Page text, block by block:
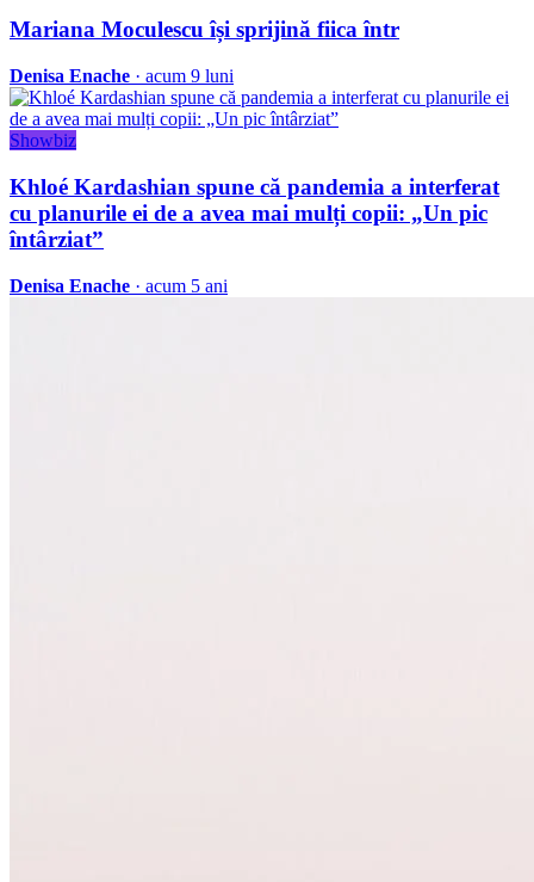
Mariana Moculescu își sprijină fiica într
Denisa Enache · acum 9 luni
Showbiz
Khloé Kardashian spune că pandemia a interferat
cu planurile ei de a avea mai mulți copii: „Un pic
întârziat”
Denisa Enache · acum 5 ani